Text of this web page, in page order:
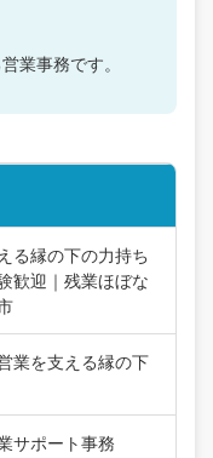
業事務です。
縁の下の力持ち
迎｜残業ほぼな
業を支える縁の下
サポート事務